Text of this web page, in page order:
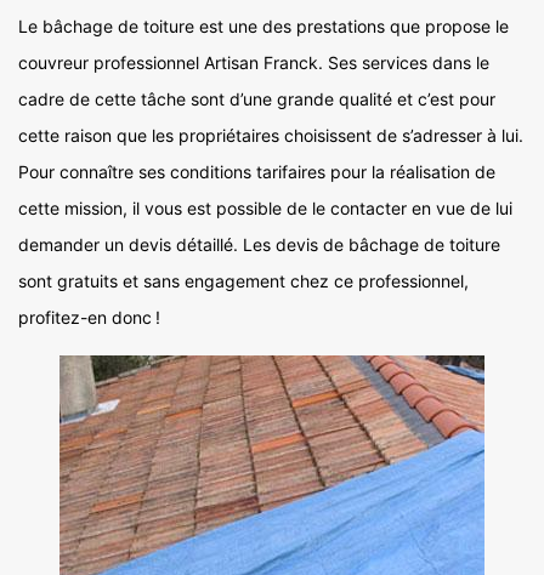
Le bâchage de toiture est une des prestations que propose le
couvreur professionnel Artisan Franck. Ses services dans le
cadre de cette tâche sont d’une grande qualité et c’est pour
cette raison que les propriétaires choisissent de s’adresser à lui.
Pour connaître ses conditions tarifaires pour la réalisation de
cette mission, il vous est possible de le contacter en vue de lui
demander un devis détaillé. Les devis de bâchage de toiture
sont gratuits et sans engagement chez ce professionnel,
profitez-en donc !